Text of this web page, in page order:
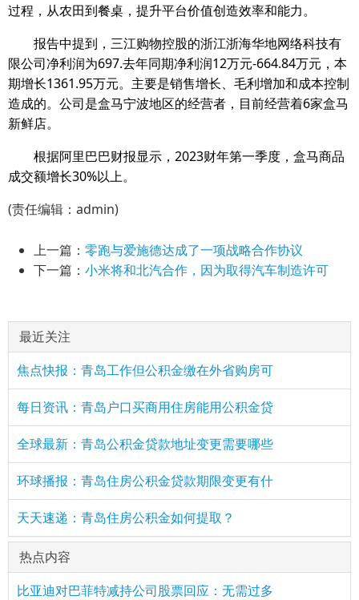
过程，从农田到餐桌，提升平台价值创造效率和能力。
报告中提到，三江购物控股的浙江浙海华地网络科技有
限公司净利润为697.去年同期净利润12万元-664.84万元，本
期增长1361.95万元。主要是销售增长、毛利增加和成本控制
造成的。公司是盒马宁波地区的经营者，目前经营着6家盒马
新鲜店。
根据阿里巴巴财报显示，2023财年第一季度，盒马商品
成交额增长30%以上。
(责任编辑：admin)
上一篇： 零跑与爱施德达成了一项战略合作协议
下一篇： 小米将和北汽合作，因为取得汽车制造许可
最近关注
焦点快报：青岛工作但公积金缴在外省购房可
每日资讯：青岛户口买商用住房能用公积金贷
全球最新：青岛公积金贷款地址变更需要哪些
环球播报：青岛住房公积金贷款期限变更有什
天天速递：青岛住房公积金如何提取？
热点内容
比亚迪对巴菲特减持公司股票回应：无需过多